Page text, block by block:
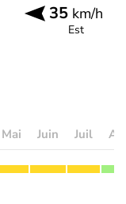
35 km/h
Est
Mai Juin Juil